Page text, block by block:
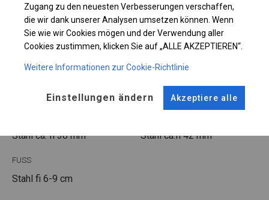
KONSTRUKTION
Stahl ca.fi 38 mm Stahl ca.fi 42 mm
FUSS
Stahl fi 6-9 cm
Zugang zu den neuesten Verbesserungen verschaffen,
die wir dank unserer Analysen umsetzen können. Wenn
Sie wie wir Cookies mögen und der Verwendung aller
Cookies zustimmen, klicken Sie auf „ALLE AKZEPTIEREN“.
Weitere Informationen zur Cookie-Richtlinie
Einstellungen ändern Akzeptiere alle